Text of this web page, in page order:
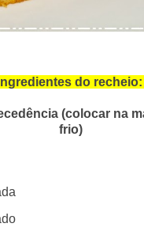
Ingredientes do recheio:
(colocar na
frio)